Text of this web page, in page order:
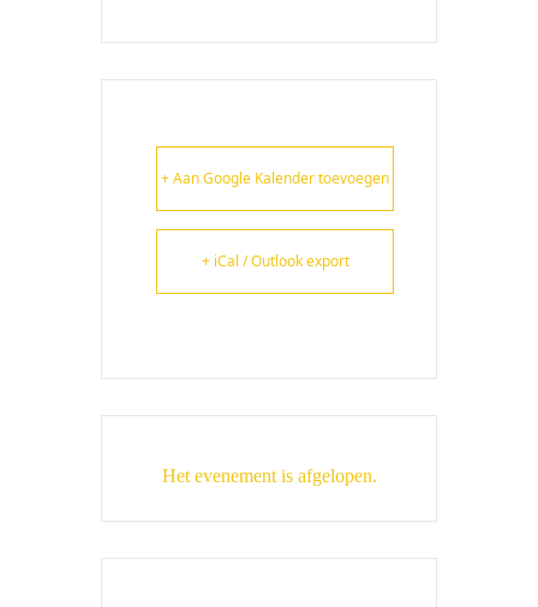
+ Aan Google Kalender toevoegen
+ iCal / Outlook export
Het evenement is afgelopen.